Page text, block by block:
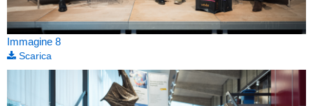
Immagine 8
Scarica